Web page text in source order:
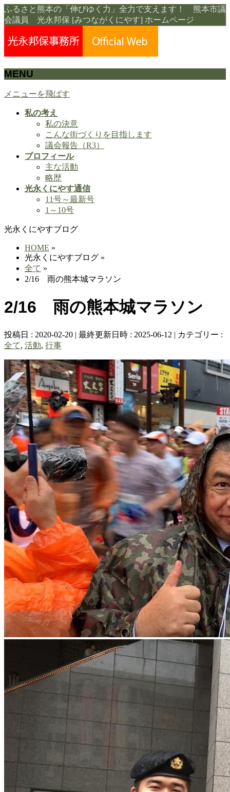
ふるさと熊本の「伸びゆく力」全力で支えます！ 熊本市議
会議員 光永邦保 [みつながくにやす] ホームページ
MENU
メニューを飛ばす
私の考え
私の決意
こんな街づくりを目指します
議会報告（R3）
プロフィール
主な活動
略歴
光永くにやす通信
11号～最新号
1～10号
光永くにやすブログ
HOME »
光永くにやすブログ »
全て »
2/16 雨の熊本城マラソン
2/16 雨の熊本城マラソン
投稿日 : 2020-02-20 最終更新日時 : 2025-06-12
カテゴリー :
全て, 活動, 行事